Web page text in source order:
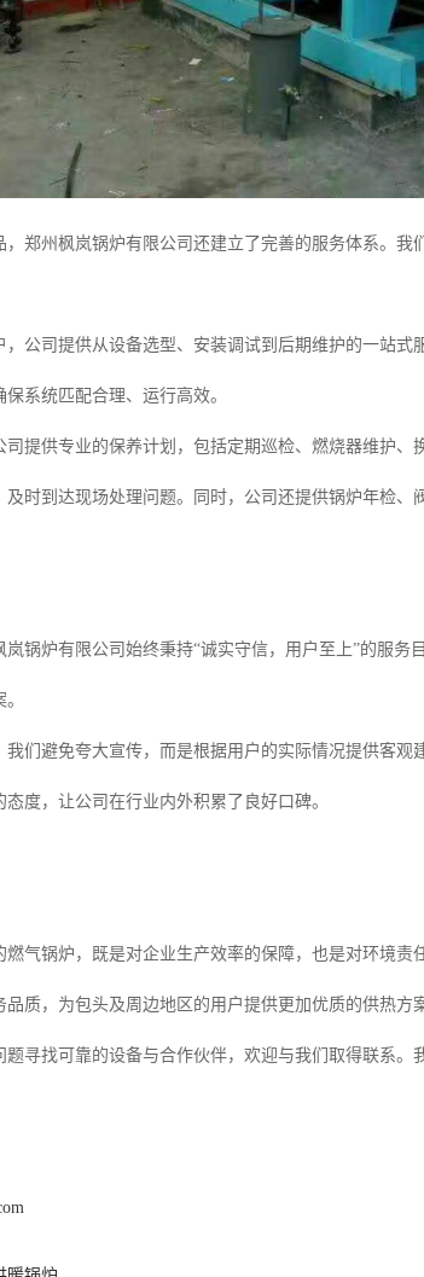
，郑州枫岚锅炉有限公司还建立了完善的服务体系。
，公司提供从设备选型、安装调试到后期维护的一站
系统匹配合理、运行高效。
司提供专业的保养计划，包括定期巡检、燃烧器维护
及时到达现场处理问题。同时，公司还提供锅炉年检
岚锅炉有限公司始终秉持“诚实守信，用户至上”的服
我们避免夸大宣传，而是根据用户的实际情况提供客
度，让公司在行业内外积累了良好口碑。
燃气锅炉，既是对企业生产效率的保障，也是对环境
质，为包头及周边地区的用户提供更加优质的供热方
题寻找可靠的设备与合作伙伴，欢迎与我们取得联系